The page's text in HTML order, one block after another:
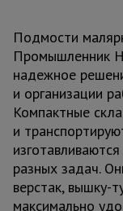
Подмости
Промышленник
надежное
и организации
Компактные
и
разных задач.
верстак, вышку-
максимально